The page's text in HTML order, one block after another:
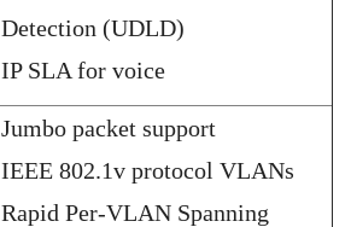
Detection (UDLD)
IP SLA for voice
Jumbo packet support
IEEE 802.1v protocol VLANs
Rapid Per-VLAN Spanning